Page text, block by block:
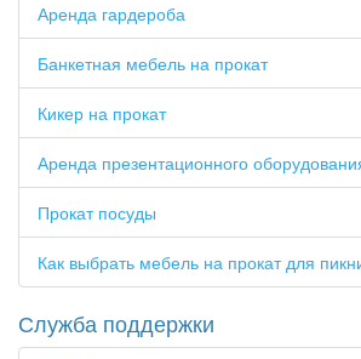
Аренда гардероба
Банкетная мебель на прокат
Кикер на прокат
Аренда презентационного
Прокат посуды
Как выбрать мебель на прокат для
Служба поддержки